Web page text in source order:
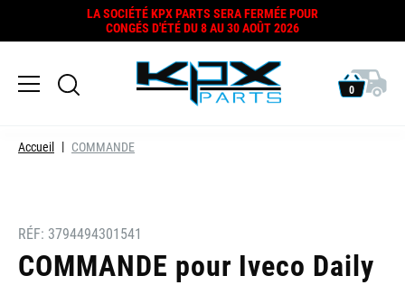
LA SOCIÉTÉ KPX PARTS SERA FERMÉE POUR
CONGÉS D'ÉTÉ DU 8 AU 30 AOÛT 2026
0
Accueil COMMANDE
RÉF: 3794494301541
COMMANDE pour Iveco Daily